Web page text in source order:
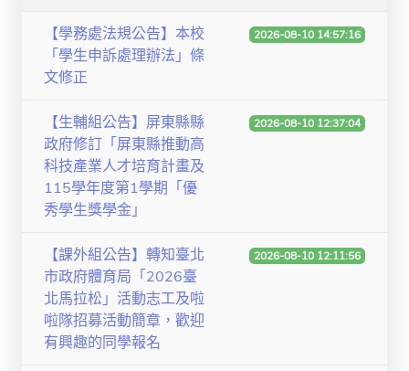
人文社社會學院
醫護學院
研究中心
通識教學部
獨立學術單位
【學務處法規公告】本校
「學生申訴處理辦法」條
文修正
2026-08-10 14:57:16
【生輔組公告】屏東縣縣
政府修訂「屏東縣推動高
科技產業人才培育計畫及
115學年度第1學期「優
秀學生獎學金」
2026-08-10 12:37:04
【課外組公告】轉知臺北
市政府體育局「2026臺
北馬拉松」活動志工及啦
啦隊招募活動簡章，歡迎
有興趣的同學報名
2026-08-10 12:11:56